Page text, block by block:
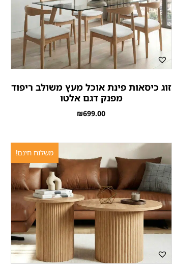
זוג כיסאות פינת אוכל מעץ משולב ריפוד
מפנק דגם אלטו
₪699.00
משלוח חינם!